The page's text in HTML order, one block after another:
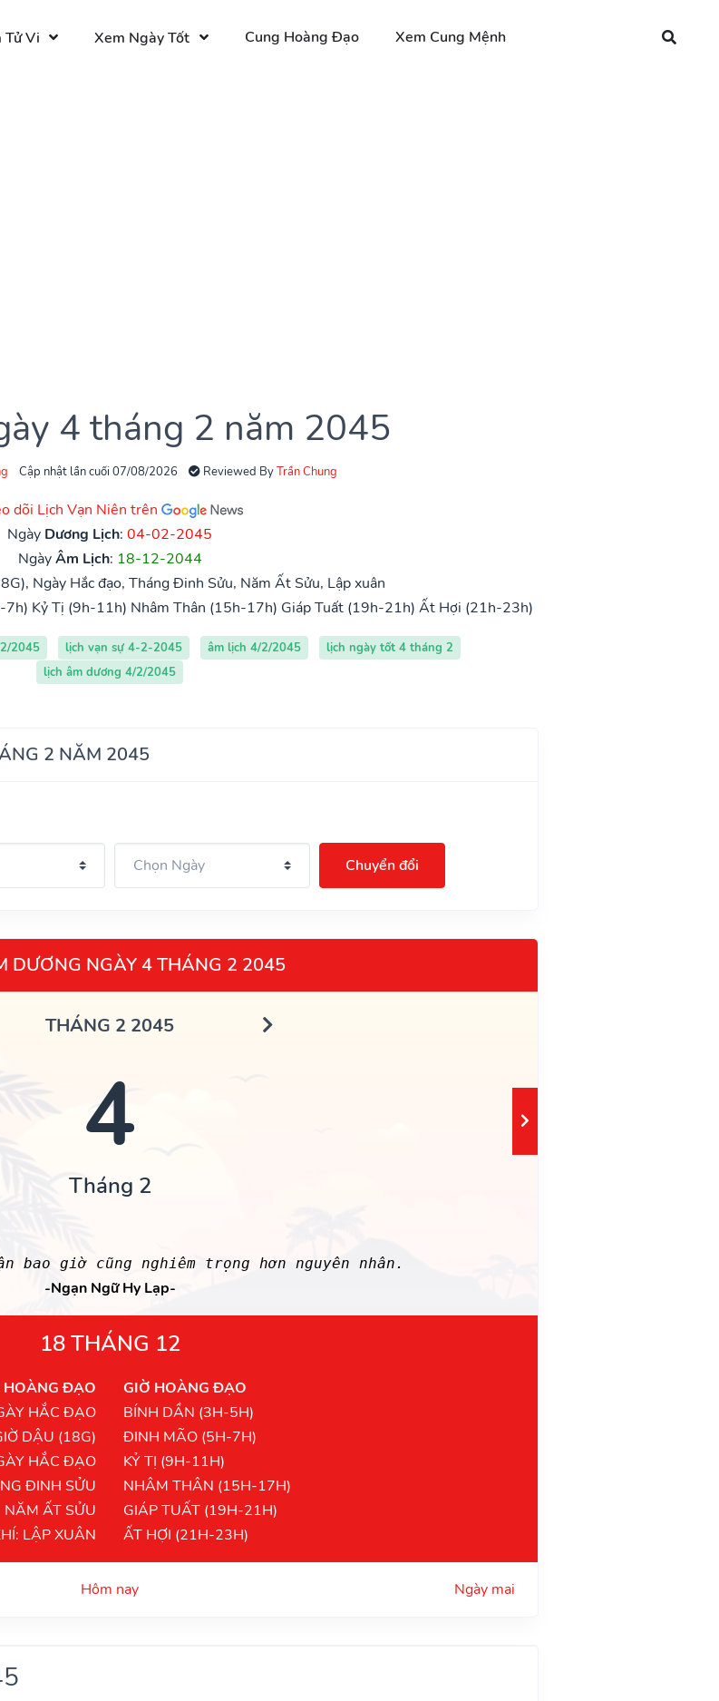
Tử Vi Xem Ngày Tốt Cung Hoàng Đạo Xem Cung Mệnh
4 tháng 2 năm 2045
Cập nhật lần cuối 07/08/2026 Reviewed ByTrần Chung
dõi Lịch Vạn Niên trên
Ngày Dương Lịch: 04-02-2045
NgàyÂm Lịch: 18-12-2044
Ngày Hắc đạo, Tháng Đinh Sửu, Năm Ất Sửu, Lập xuân
7h) Kỷ Tị (9h-11h) Nhâm Thân (15h-17h) Giáp Tuất (19h-21h) Ất Hợi (21h-23h)
2045 lịch vạn sự 4-2-2045 âm lịch 4/2/2045
lịch ngày tốt 4 tháng 2
lịch âm dương 4/2/2045
2 NĂM 2045
Chuyển đổi
DƯƠNG NGÀY 4 THÁNG 2 2045
THÁNG 2 2045
4
Tháng 2
bao giờ cũng nghiêm trọng hơn nguyên nhân.
-Ngạn Ngữ Hy Lạp-
18 THÁNG 12
HOÀNG ĐẠO
HẮC ĐẠO
DẬU (18G)
HẮC ĐẠO
ĐINH SỬU
NĂM ẤT SỬU
LẬP XUÂN
GIỜ HOÀNG ĐẠO
BÍNH DẦN (3H-5H)
ĐINH MÃO (5H-7H)
KỶ TỊ (9H-11H)
NHÂM THÂN (15H-17H)
GIÁP TUẤT (19H-21H)
ẤT HỢI (21H-23H)
Hôm nay Ngày mai